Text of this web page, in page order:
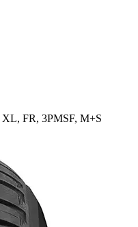
XL, FR, 3PMSF, M+S